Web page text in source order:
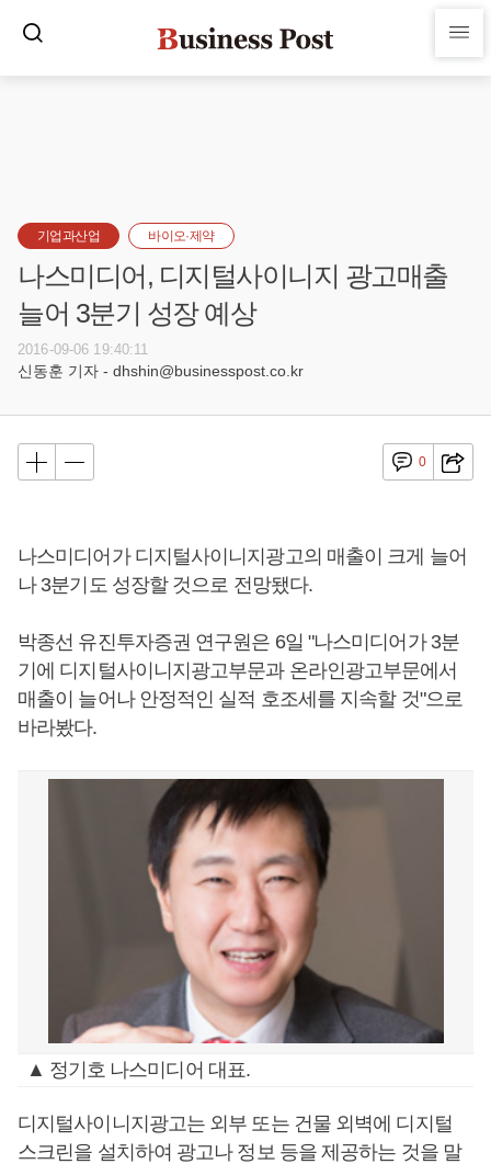
기업과산업 바이오·제약
나스미디어, 디지털사이니지 광고매출
늘어 3분기 성장 예상
2016-09-06 19:40:11
신동훈 기자 - dhshin@businesspost.co.kr
0
나스미디어가 디지털사이니지광고의 매출이 크게 늘어
나 3분기도 성장할 것으로 전망됐다.
박종선 유진투자증권 연구원은 6일 "나스미디어가 3분
기에 디지털사이니지광고부문과 온라인광고부문에서
매출이 늘어나 안정적인 실적 호조세를 지속할 것"으로
바라봤다.
▲ 정기호 나스미디어 대표.
디지털사이니지광고는 외부 또는 건물 외벽에 디지털
스크린을 설치하여 광고나 정보 등을 제공하는 것을 말